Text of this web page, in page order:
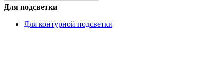
Для подсветки
Для контурной подсветки